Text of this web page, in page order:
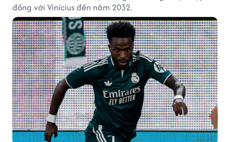
đồng với Vinícius đến năm 2032.